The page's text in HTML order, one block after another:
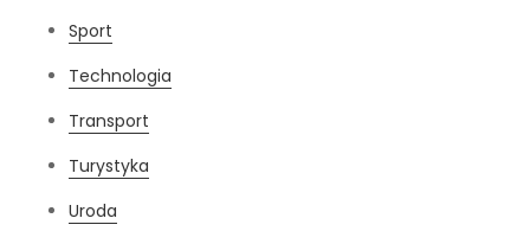
Sport
Technologia
Transport
Turystyka
Uroda